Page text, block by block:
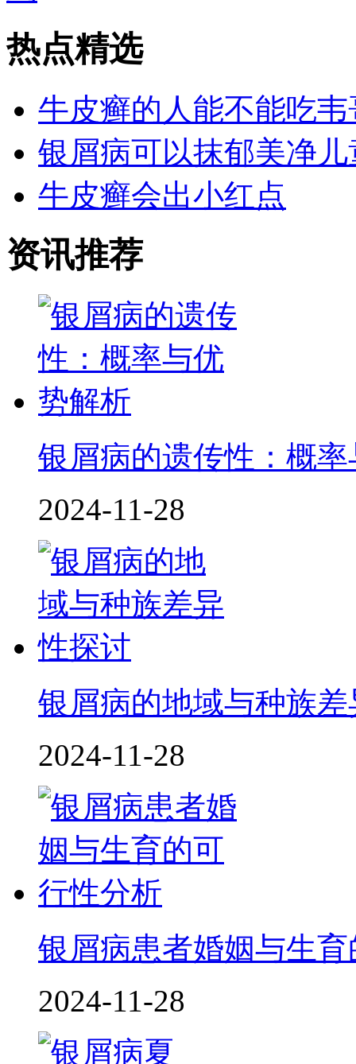
热点精选
牛皮癣的人能不能吃韦
银屑病可以抹郁美净
牛皮癣会出小红点
资讯推荐
银屑病的遗传性：概
2024-11-28
银屑病的地域与种族
2024-11-28
银屑病患者婚姻与生
2024-11-28